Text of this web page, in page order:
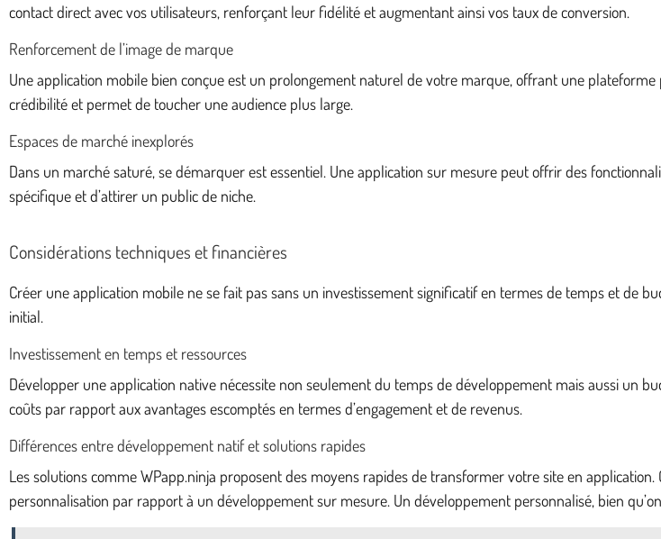
contact direct avec vos utilisateurs, renforçant leur fidélité et augmentant ainsi vos taux de conversion.
Renforcement de l’image de marque
Une application mobile bien conçue est un prolongement naturel de votre marque, offrant une
crédibilité et permet de toucher une audience plus large.
Espaces de marché inexplorés
Dans un marché saturé, se démarquer est essentiel. Une application sur mesure peut offrir des
spécifique et d’attirer un public de niche.
Considérations techniques et financières
Créer une application mobile ne se fait pas sans un investissement significatif en termes de temps et de
initial.
Investissement en temps et ressources
Développer une application native nécessite non seulement du temps de développement mais aussi un
coûts par rapport aux avantages escomptés en termes d’engagement et de revenus.
Différences entre développement natif et solutions rapides
Les solutions comme WPapp.ninja proposent des moyens rapides de transformer votre site en
personnalisation par rapport à un développement sur mesure. Un développement personnalisé, bien